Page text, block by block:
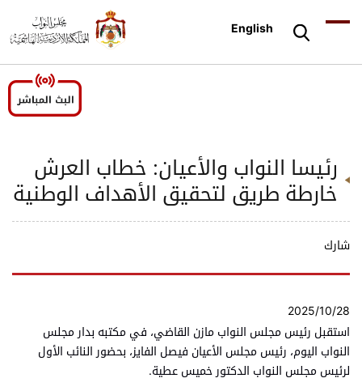
English
رئيسا النواب والأعيان: خطاب العرش
خارطة طريق لتحقيق الأهداف الوطنية
شارك
2025/10/28
استقبل رئيس مجلس النواب مازن القاضي، في مكتبه بدار مجلس
النواب اليوم، رئيس مجلس الأعيان فيصل الفايز، بحضور النائب الأول
لرئيس مجلس النواب الدكتور خميس عطية.